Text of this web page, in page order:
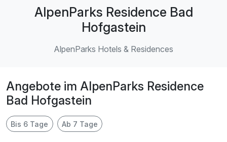
AlpenParks Residence Bad
Hofgastein
AlpenParks Hotels & Residences
Angebote im AlpenParks Residence
Bad Hofgastein
Bis 6 Tage Ab 7 Tage